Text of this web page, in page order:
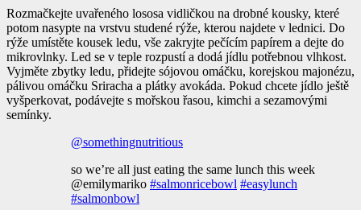
Rozmačkejte uvařeného lososa vidličkou na drobné kousky, které
potom nasypte na vrstvu studené rýže, kterou najdete v lednici. Do
rýže umístěte kousek ledu, vše zakryjte pečícím papírem a dejte do
mikrovlnky. Led se v teple rozpustí a dodá jídlu potřebnou vlhkost.
Vyjměte zbytky ledu, přidejte sójovou omáčku, korejskou majonézu,
pálivou omáčku Sriracha a plátky avokáda. Pokud chcete jídlo ještě
vyšperkovat, podávejte s mořskou řasou, kimchi a sezamovými
semínky.
@somethingnutritious
so we’re all just eating the same lunch this week
@emilymariko #salmonricebowl #easylunch
#salmonbowl